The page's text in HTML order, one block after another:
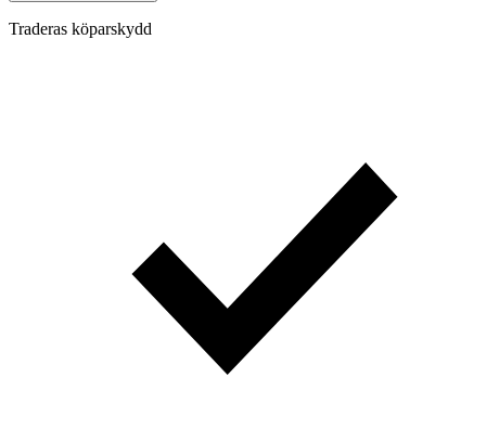
Traderas köparskydd